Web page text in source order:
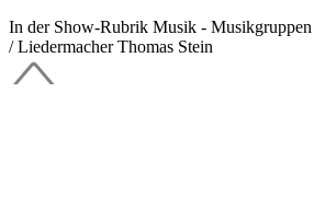
In der Show-Rubrik Musik -
/ Liedermacher Thomas Stein